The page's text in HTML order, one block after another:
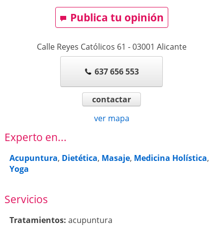
Publica tu opinión
Calle Reyes Católicos 61 -03001 Alicante
637 656 553
contactar
ver mapa
Experto en...
Acupuntura, Dietética, Masaje, Medicina Holística,
Yoga
Servicios
Tratamientos: acupuntura